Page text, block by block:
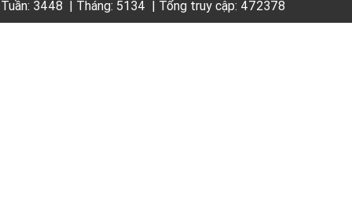
Tuần: 3448 | Tháng: 5134 | Tổng truy cập: 472378